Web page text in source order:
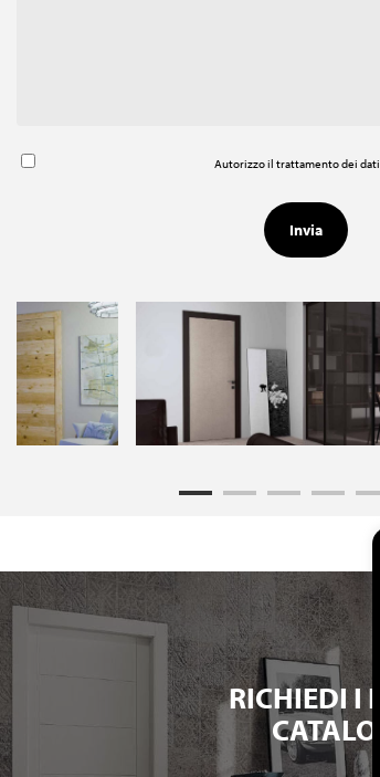
Autorizzo il trattamento dei
RICHIEDI I